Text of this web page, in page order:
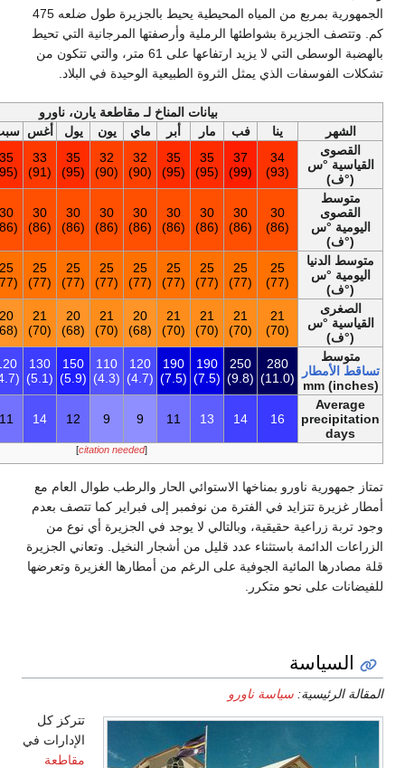
الجمهورية بمربع من المياه المحيطية يحيط بالجزيرة طول ضلعه 475
الرملية وأرصفتها المرجانية التي تحيط
بالهضبة الوسطى التي لا يزيد ارتفاعها على 61 متر، والتي تتكون من
الطبيعية الوحيدة في البلاد.
بيانات المناخ لـ مقاطعة يارن، ناورو
أبر يون يول أغس سبت أكت نوف ديس
السنة
35
35
(95)
(90)
32
(90)
35
(95)
33
(91)
35
(95)
34
(93)
36
(97)
35
(95)
(99)
30
(86)
(86)
30
(86)
30
(86)
30
(86)
30
(86)
31
(88)
31
(88)
31
(88)
(87)
25
25
(77)
25
(77)
25
(77)
25
(77)
25
(77)
25
(77)
25
(77)
25
(77)
25
(77)
(77)
21
21
(70)
(68)
21
(70)
20
(68)
21
(70)
20
(68)
21
(70)
21
(70)
21
(70)
(68)
190
(7.5)
190
(7.5)
120
(4.7)
110
150
(5.9)
130
(5.1)
120
(4.7)
100
(3.9)
120
(4.7)
280
(11.0)
2٬080
(81.9)
13
11
9
12
14
11
10
13
15
الاستوائي الحار والرطب طوال العام مع
من نوفمبر إلى فبراير كما تتصف بعدم
لا يوجد في الجزيرة أي نوع من
قليل من أشجار النخيل. وتعاني الجزيرة
على الرغم من أمطارها الغزيرة وتعرضها
تتركز كل
الإدارات في
مقاطعة